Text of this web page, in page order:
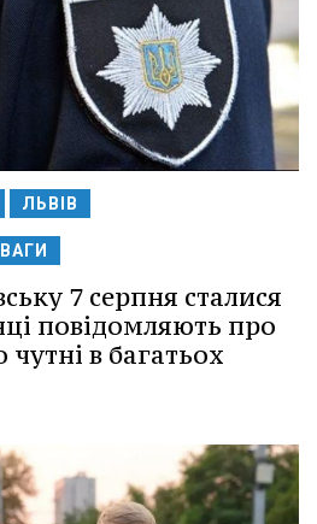
ЛЬВІВ
7 серпня сталися
повідомляють про
в багатьох